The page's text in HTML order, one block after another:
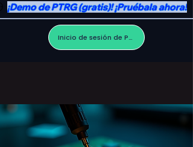
¡Demo de PTRG (gratis)! ¡Pruébala ahora!
Inicio de sesión de PTRG